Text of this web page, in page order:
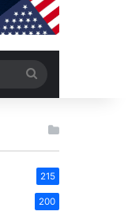
por
215
200